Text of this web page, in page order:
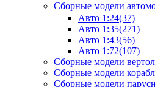
Сборные модели
Авто 1:24(37)
Авто 1:35(271)
Авто 1:43(56)
Авто 1:72(107)
Сборные модели
Сборные модели
Сборные модели